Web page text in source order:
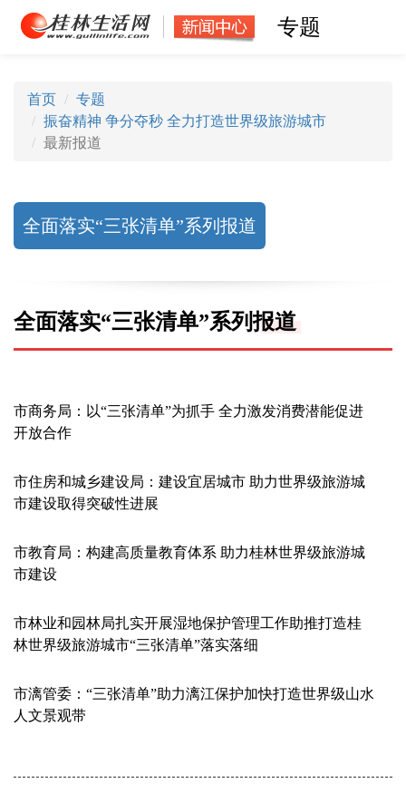
专题
首页
专题
振奋精神 争分夺秒 全力打造世界级旅游城市
最新报道
全面落实“三张清单”系列报道
全面落实“三张清单”系列报道
市商务局：以“三张清单”为抓手 全力激发消费潜能促进
开放合作
市住房和城乡建设局：建设宜居城市 助力世界级旅游城
市建设取得突破性进展
市教育局：构建高质量教育体系 助力桂林世界级旅游城
市建设
市林业和园林局扎实开展湿地保护管理工作助推打造桂
林世界级旅游城市“三张清单”落实落细
市漓管委：“三张清单”助力漓江保护加快打造世界级山水
人文景观带